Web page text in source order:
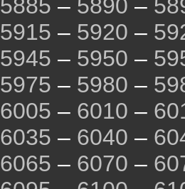
5885 – 5890 –
5915 – 5920 –
5945 – 5950 –
5975 – 5980 –
6005 – 6010 –
6035 – 6040 –
6065 – 6070 –